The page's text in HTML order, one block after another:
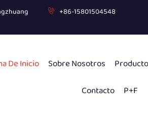
+86-15801504548
De Inicio Sobre Nosotros
Contacto
P+F